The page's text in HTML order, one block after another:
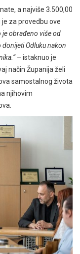
a najviše 3.500,00
za provedbu ove
je obrađeno više od
donijeti Odluku nakon
– istaknuo je
način Županija želi
samostalnog života
njihovim